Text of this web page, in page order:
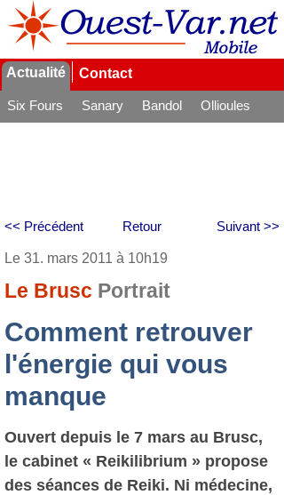
Actualité Contact
Six Fours Sanary Bandol
Ollioules
Retour
<< Précédent Suivant >>
Le 31. mars 2011 à 10h19
Le Brusc Portrait
Comment retrouver
l'énergie qui vous
manque
Ouvert depuis le 7 mars au Brusc,
le cabinet « Reikilibrium » propose
des séances de Reiki. Ni médecine,